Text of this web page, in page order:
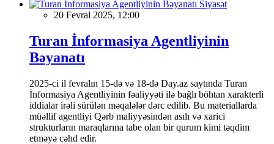
Siyasət
20 Fevral 2025, 12:00
Turan İnformasiya Agentliyinin
Bəyanatı
2025-ci il fevralın 15-də və 18-də Day.az saytında Turan
İnformasiya Agentliyinin fəaliyyəti ilə bağlı böhtan xarakterli
iddialar irəli sürülən məqalələr dərc edilib. Bu materiallarda
müəllif agentliyi Qərb maliyyəsindən asılı və xarici
strukturların maraqlarına tabe olan bir qurum kimi təqdim
etməyə cəhd edir.